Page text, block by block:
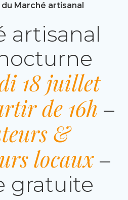
Marché artisanal
artisanal
18 juillet
de 16h –
&
locaux –
gratuite